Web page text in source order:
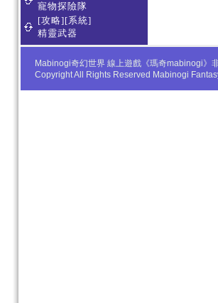
寵物探險隊
[攻略][系統]
精靈武器
Mabinogi奇幻世界 線上遊戲《瑪奇mabinogi》
Copyright All Rights Reserved Mabinogi